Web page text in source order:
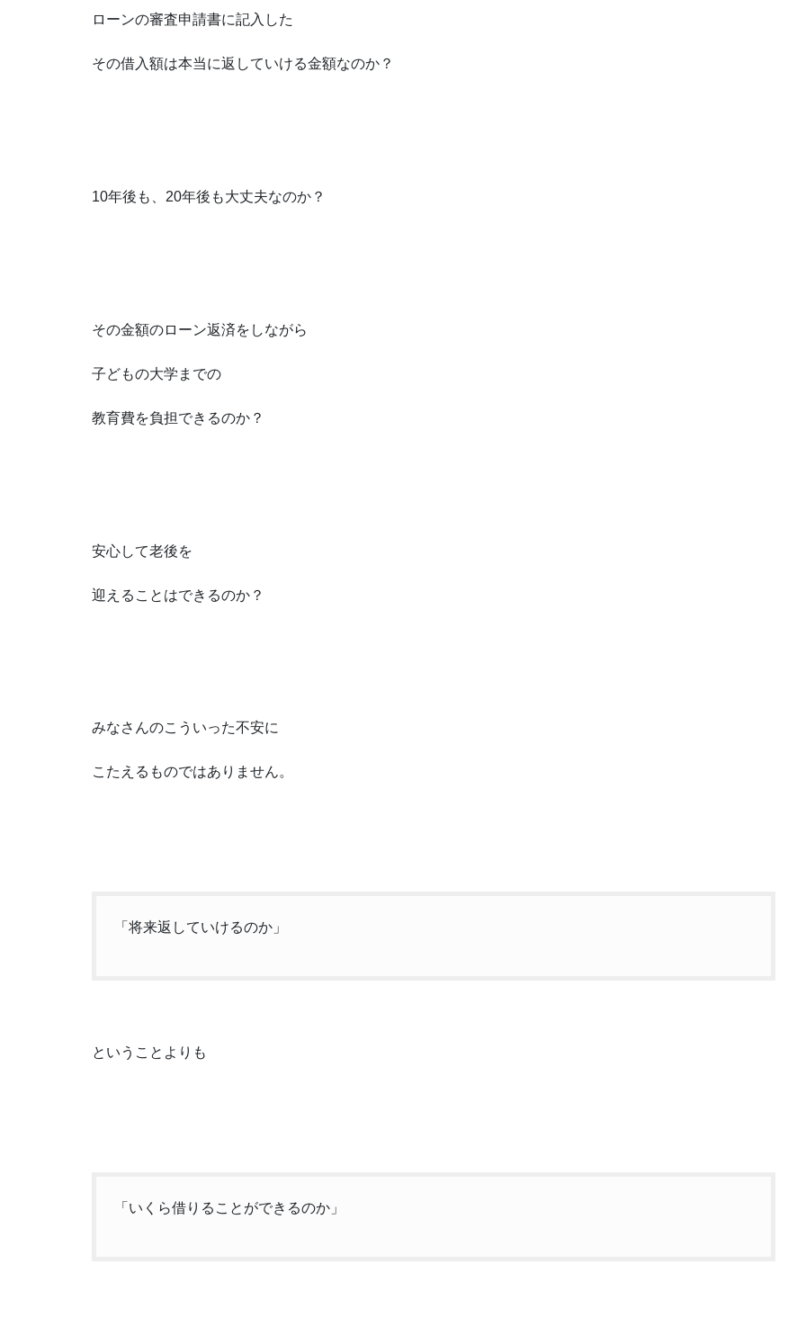
ローンの審査申請書に記入した
その借入額は本当に返していける金額なのか？
10年後も、20年後も大丈夫なのか？
その金額のローン返済をしながら
子どもの大学までの
教育費を負担できるのか？
安心して老後を
迎えることはできるのか？
みなさんのこういった不安に
こたえるものではありません。
「将来返していけるのか」
ということよりも
「いくら借りることができるのか」